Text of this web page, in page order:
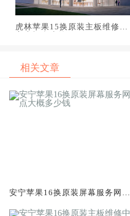
虎林苹果15换原装主板维修中
相关文章
安宁苹果16换原装屏幕服务网点